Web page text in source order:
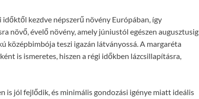
kezdve népszerű növény Európában, így
növő, évelő növény, amely júniustól egészen augusztusig
középbimbója teszi igazán látványossá. A margaréta
is ismeretes, hiszen a régi időkben lázcsillapításra,
is jól fejlődik, és minimális gondozási igénye miatt ideális